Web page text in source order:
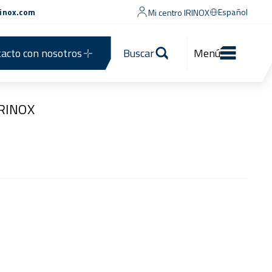
Mi centro IRINOX Español
con nosotros Buscar Menú